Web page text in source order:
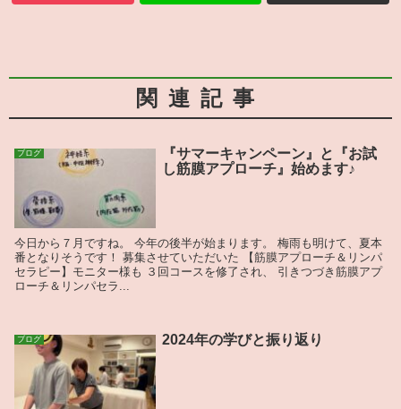
関連記事
ブログ
『サマーキャンペーン』と『お試
し筋膜アプローチ』始めます♪
今日から７月ですね。 今年の後半が始まります。 梅雨も明けて、夏本
番となりそうです！ 募集させていただいた 【筋膜アプローチ＆リンパ
セラピー】モニター様も ３回コースを修了され、 引きつづき筋膜アプ
ローチ＆リンパセラ...
ブログ 2024年の学びと振り返り